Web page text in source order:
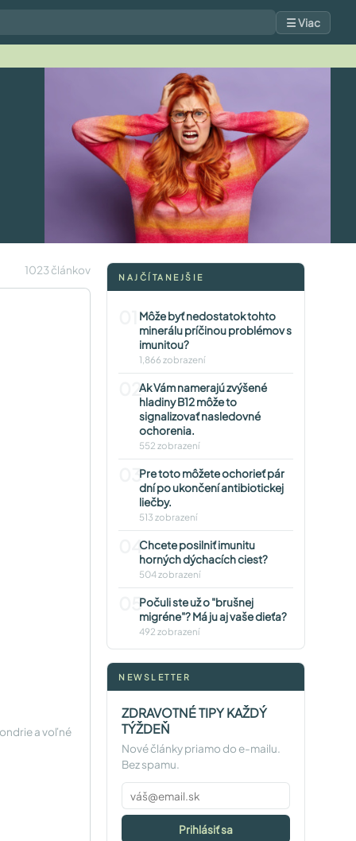
☰ Viac
1023 článkov
a voľné
NAJČÍTANEJŠIE
Môže byť nedostatok tohto
minerálu príčinou problémov s
imunitou?
1,866 zobrazení
02Ak Vám namerajú zvýšené
hladiny B12 môže to
signalizovať nasledovné
ochorenia.
552 zobrazení
03Pre toto môžete ochorieť pár
dní po ukončení antibiotickej
liečby.
513 zobrazení
04Chcete posilniť imunitu
horných dýchacích ciest?
504 zobrazení
05Počuli ste už o "brušnej
migréne"? Má ju aj vaše dieťa?
492 zobrazení
NEWSLETTER
ZDRAVOTNÉ TIPY KAŽDÝ
TÝŽDEŇ
Nové články priamo do e-mailu.
Bez spamu.
Prihlásiť sa